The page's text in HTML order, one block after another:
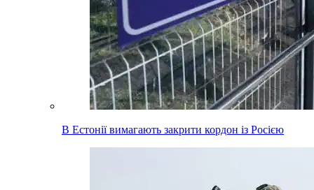
В Естонії вимагають закрити кордон із Росією